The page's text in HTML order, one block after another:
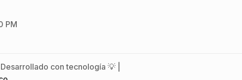
PM
con tecnología 💡 |